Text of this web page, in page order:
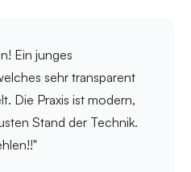
Ein junges
sehr transparent
Die Praxis ist modern,
Stand der Technik.